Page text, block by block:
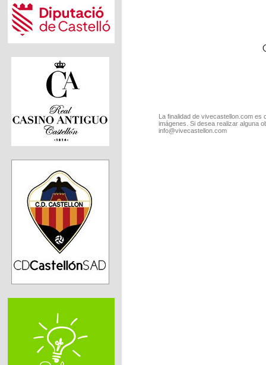
La finalidad de vivecastellon.com
imágenes. Si desea realizar alguna
info@vivecastellon.com